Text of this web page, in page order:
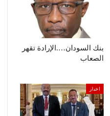
بنك السودان….الإرادة تقهر
الصعاب
اخبار